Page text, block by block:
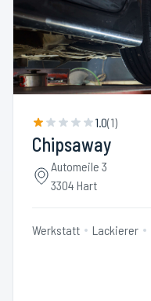
1.0(1)
Chipsaway
Automeile 3
3304 Hart
Werkstatt Lackierer